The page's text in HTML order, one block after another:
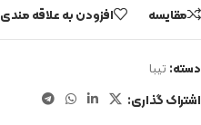
مقایسه افزودن به علاقه مندی
دسته: تیبا
اشتراک گذاری: